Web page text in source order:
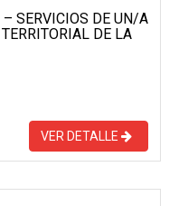
SERVICIOS DE UN/A
DE LA
VER DETALLE